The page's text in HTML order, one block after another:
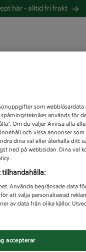
här -alltid fri frakt
som webbläsardata
används för
Om du väljer Avvisa alla
och vissa annonser
dina val eller återkalla ditt
ned på webbsidan. Dina val
Använda begränsade data
att välja personaliserad
av data från olika källor.
accepterar